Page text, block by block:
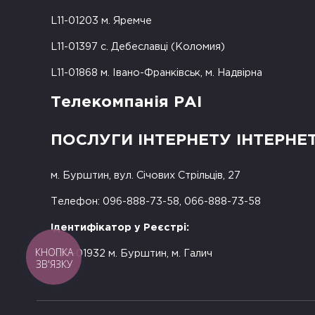
L11-01203 м. Яремче
L11-01397 с. Дебеславці (Коломия)
L11-01868 м. Івано-Франківськ, м. Надвірна
Телекомпанія РАІ
ПОСЛУГИ ІНТЕРНЕТУ
м. Бурштин, вул. Січових Стрільців, 27
Телефон: 096-888-73-58, 066-888-73-58
Ідентифікатор у Реєстрі:
R50-01932 м. Бурштин, м. Галич
КНОПКА
ЗВ'ЯЗКУ